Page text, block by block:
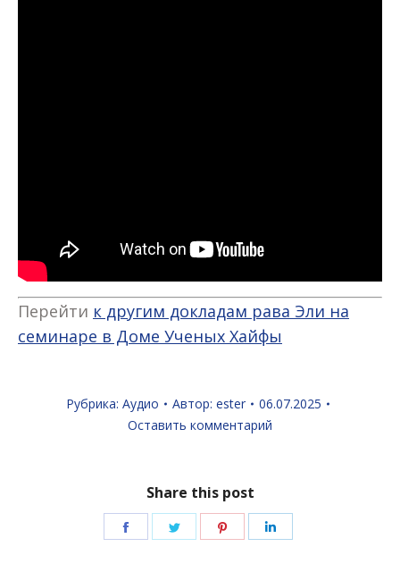
Перейти к другим докладам рава Эли на
семинаре в Доме Ученых Хайфы
Рубрика: Аудио Автор: ester
06.07.2025
Оставить комментарий
Share this post
ПоделитьсяПоделитьсяПоделиться